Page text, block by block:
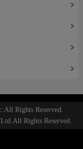
Rights Reserved.
Rights Reserved.